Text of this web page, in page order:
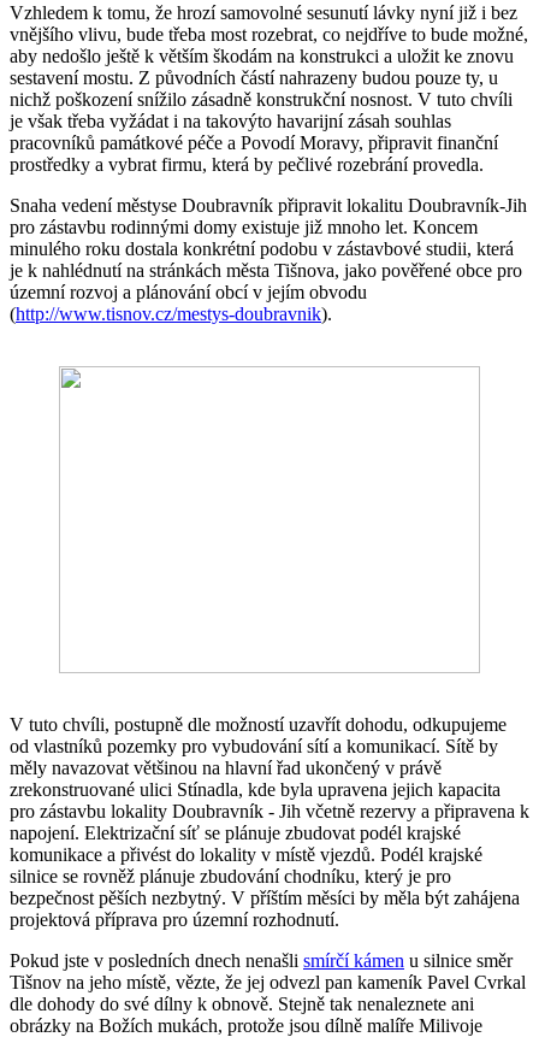
Vzhledem k tomu, že hrozí samovolné sesunutí lávky nyní již i bez
vnějšího vlivu, bude třeba most rozebrat, co nejdříve to bude možné,
aby nedošlo ještě k větším škodám na konstrukci a uložit ke znovu
sestavení mostu. Z původních částí nahrazeny budou pouze ty, u
nichž poškození snížilo zásadně konstrukční nosnost. V tuto chvíli
je však třeba vyžádat i na takovýto havarijní zásah souhlas
pracovníků památkové péče a Povodí Moravy, připravit finanční
prostředky a vybrat firmu, která by pečlivé rozebrání provedla.
Snaha vedení městyse Doubravník připravit lokalitu Doubravník-Jih
pro zástavbu rodinnými domy existuje již mnoho let. Koncem
minulého roku dostala konkrétní podobu v zástavbové studii, která
je k nahlédnutí na stránkách města Tišnova, jako pověřené obce pro
územní rozvoj a plánování obcí v jejím obvodu
(http://www.tisnov.cz/mestys-doubravnik).
V tuto chvíli, postupně dle možností uzavřít dohodu, odkupujeme
od vlastníků pozemky pro vybudování sítí a komunikací. Sítě by
měly navazovat většinou na hlavní řad ukončený v právě
zrekonstruované ulici Stínadla, kde byla upravena jejich kapacita
pro zástavbu lokality Doubravník - Jih včetně rezervy a připravena k
napojení. Elektrizační síť se plánuje zbudovat podél krajské
komunikace a přivést do lokality v místě vjezdů. Podél krajské
silnice se rovněž plánuje zbudování chodníku, který je pro
bezpečnost pěších nezbytný. V příštím měsíci by měla být zahájena
projektová příprava pro územní rozhodnutí.
Pokud jste v posledních dnech nenašli smírčí kámen u silnice směr
Tišnov na jeho místě, vězte, že jej odvezl pan kameník Pavel Cvrkal
dle dohody do své dílny k obnově. Stejně tak nenaleznete ani
obrázky na Božích mukách, protože jsou dílně malíře Milivoje